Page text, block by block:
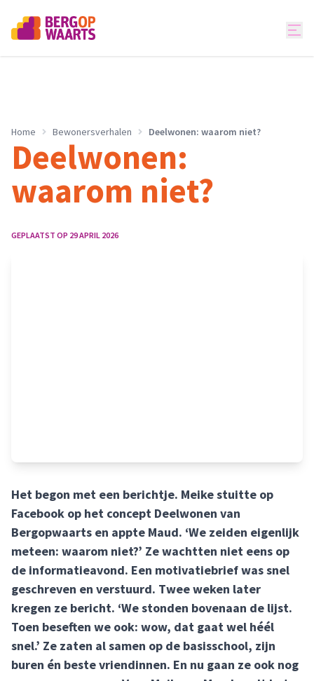
Home Bewonersverhalen Deelwonen: waarom niet?
Deelwonen:
waarom niet?
GEPLAATST OP 29 APRIL 2026
Het begon met een berichtje. Meike stuitte op
Facebook op het concept Deelwonen van
Bergopwaarts en appte Maud. ‘We zeiden eigenlijk
meteen: waarom niet?’ Ze wachtten niet eens op
de informatieavond. Een motivatiebrief was snel
geschreven en verstuurd. Twee weken later
kregen ze bericht. ‘We stonden bovenaan de lijst.
Toen beseften we ook: wow, dat gaat wel héél
snel.’ Ze zaten al samen op de basisschool, zijn
buren én beste vriendinnen. En nu gaan ze ook nog